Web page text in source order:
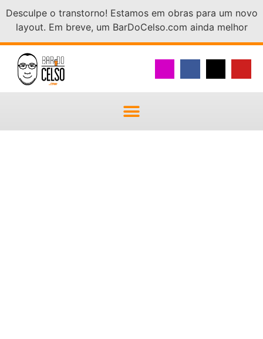
Desculpe o transtorno! Estamos em obras para um novo
layout. Em breve, um BarDoCelso.com ainda melhor